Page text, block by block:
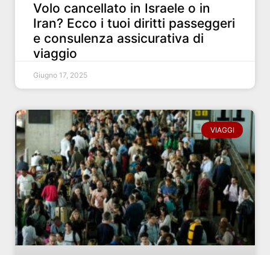
Volo cancellato in Israele o in
Iran? Ecco i tuoi diritti passeggeri
e consulenza assicurativa di
viaggio
Giugno 17, 2025
VIAGGI